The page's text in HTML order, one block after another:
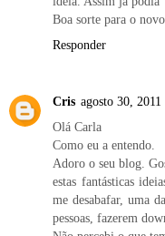
Boa sorte para o
Responder
Cris agosto 30, 2011
Olá Carla
Como eu a entendo.
Adoro o seu blog.
estas fantásticas
me desabafar, uma
pessoas, fazerem